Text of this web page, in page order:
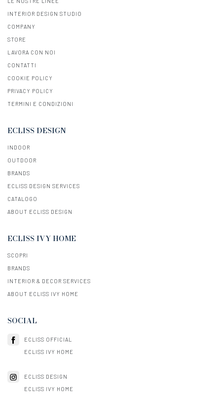
INTERIOR DESIGN STUDIO
COMPANY
STORE
LAVORA CON NOI
CONTATTI
COOKIE POLICY
PRIVACY POLICY
TERMINI E CONDIZIONI
ECLISS DESIGN
INDOOR
OUTDOOR
BRANDS
ECLISS DESIGN SERVICES
CATALOGO
ABOUT ECLISS DESIGN
ECLISS IVY HOME
SCOPRI
BRANDS
INTERIOR & DECOR SERVICES
ABOUT ECLISS IVY HOME
SOCIAL
ECLISS OFFICIAL
ECLISS IVY HOME
ECLISS DESIGN
ECLISS IVY HOME